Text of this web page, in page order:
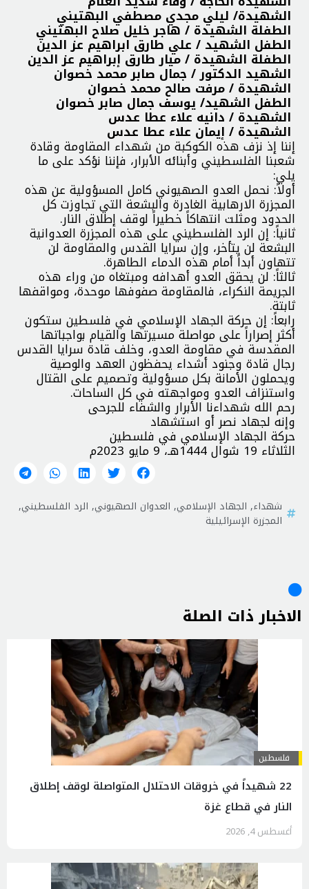
️ الشهيدة/ ليلي مجدي مصطفي البهتيني
️ الطفلة الشهيدة / هاجر خليل صلاح البهتيني
️ الطفل الشهيد / علي طارق ابراهيم عز الدين
️ الطفلة الشهيدة / ميار طارق إبراهيم عز الدين
️ الشهيد الدكتور / جمال صابر محمد خصوان
️ الشهيدة / مرفت صالح محمد خصوان
️ الطفل الشهيد/ يوسف جمال صابر خصوان
️ الشهيدة / دانيه علاء عطا عدس
️ الشهيدة / إيمان علاء عطا عدس
إننا إذ نزف هذه الكوكبة من شهداء المقاومة وقادة
شعبنا الفلسطيني وأبنائه الأبرار، فإننا نؤكد على ما
يلي:
أولاً: نحمل العدو الصهيوني كامل المسؤولية عن هذه
المجزرة الارهابية الغادرة والبشعة التي تجاوزت كل
الحدود ومثلت انتهاكاً خطيراً لوقف إطلاق النار.
ثانياً: إن الرد الفلسطيني على هذه المجزرة العدوانية
البشعة لن يتأخر، وإن سرايا القدس والمقاومة لن
تتهاون أبداً أمام هذه الدماء الطاهرة.
ثالثاً: لن يحقق العدو أهدافه ومبتغاه من وراء هذه
الجريمة النكراء، فالمقاومة صفوفها موحدة، ومواقفها
ثابتة.
رابعاً: إن حركة الجهاد الإسلامي في فلسطين ستكون
أكثر إصراراً على مواصلة مسيرتها والقيام بواجباتها
المقدسة في مقاومة العدو، وخلف قادة سرايا القدس
رجال قادة وجنود أشداء يحفظون العهد والوصية
ويحملون الأمانة بكل مسؤولية وتصميم على القتال
واستنزاف العدو ومواجهته في كل الساحات.
رحم الله شهداءنا الأبرار والشفاء للجرحى
وإنه لجهاد نصر أو استشهاد
حركة الجهاد الإسلامي في فلسطين
الثلاثاء 19 شوال 1444هـ، 9 مايو 2023م
شهداء, الجهاد الإسلامي, العدوان الصهيوني, الرد الفلسطيني,
المجزرة الإسرائيلية
الاخبار ذات الصلة
فلسطين
22 شهيداً في خروقات الاحتلال المتواصلة لوقف إطلاق
النار في قطاع غزة
أغسطس 4, 2026